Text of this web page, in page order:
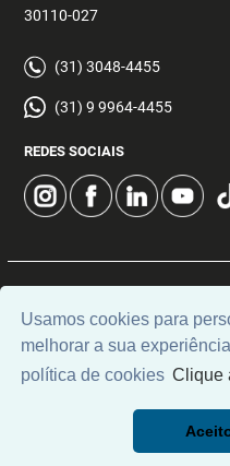
Usamos cookies para
melhorar a sua
política de cookies Clique
30110-027
(31) 3048-4455
(31) 9 9964-4455
REDES SOCIAIS
Universal Software.